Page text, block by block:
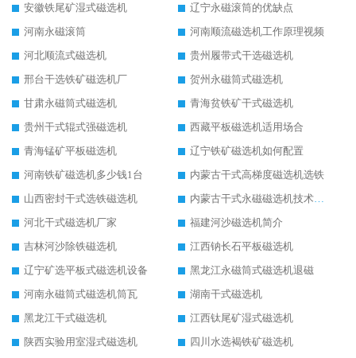
安徽铁尾矿湿式磁选机
辽宁永磁滚筒的优缺点
河南永磁滚筒
河南顺流磁选机工作原理视频
河北顺流式磁选机
贵州履带式干选磁选机
邢台干选铁矿磁选机厂
贺州永磁筒式磁选机
甘肃永磁筒式磁选机
青海贫铁矿干式磁选机
贵州干式辊式强磁选机
西藏平板磁选机适用场合
青海锰矿平板磁选机
辽宁铁矿磁选机如何配置
河南铁矿磁选机多少钱1台
内蒙古干式高梯度磁选机选铁
山西密封干式选铁磁选机
河北干式磁选机厂家
福建河沙磁选机简介
吉林河沙除铁磁选机
江西钠长石平板磁选机
辽宁矿选平板式磁选机设备
黑龙江永磁筒式磁选机退磁
河南永磁筒式磁选机筒瓦
湖南干式磁选机
黑龙江干式磁选机
江西钛尾矿湿式磁选机
陕西实验用室湿式磁选机
四川水选褐铁矿磁选机